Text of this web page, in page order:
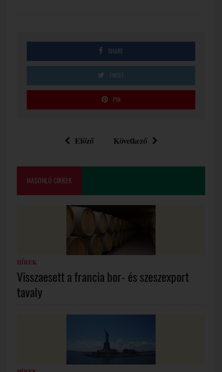
SHARE
TWEET
PIN
Előző Következő
HASONLÓ CIKKEK
HÍREK
Visszaesett a francia bor- és szeszexport
tavaly